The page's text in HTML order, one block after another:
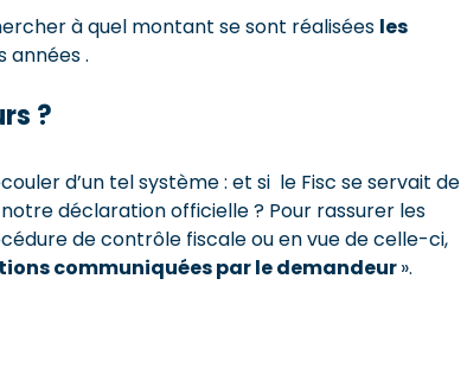
à quel montant se sont réalisées les
années .
?
d’un tel système : et si le Fisc se servait de
déclaration officielle ? Pour rassurer les
de contrôle fiscale ou en vue de celle-ci,
communiquées par le demandeur».